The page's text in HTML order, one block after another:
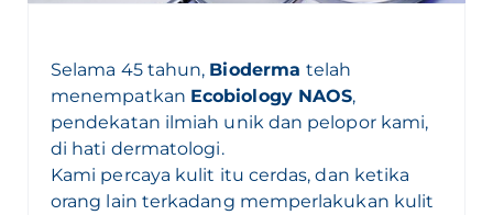
Selama 45 tahun, Biodermatelah
menempatkan Ecobiology NAOS,
pendekatan ilmiah unik dan pelopor kami,
di hati dermatologi.
Kami percaya kulit itu cerdas, dan ketika
orang lain terkadang memperlakukan kulit